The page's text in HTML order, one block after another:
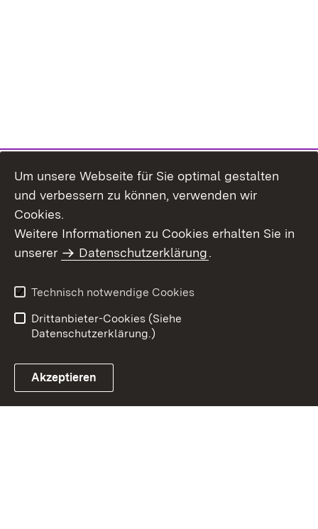
Benutzungshinweise
Erklärung zur
Um unsere Webseite für Sie optimal gestalten
und verbessern zu können, verwenden wir
Cookies.
Weitere Informationen zu Cookies erhalten Sie in
unserer
Datenschutzerklärung.
Technisch notwendige Cookies
Drittanbieter-Cookies (Siehe
Datenschutzerklärung.)
Akzeptieren